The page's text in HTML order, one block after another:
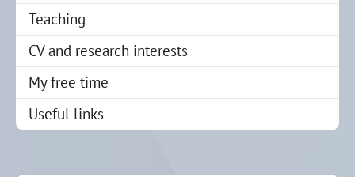
Teaching
CV and research interests
My free time
Useful links